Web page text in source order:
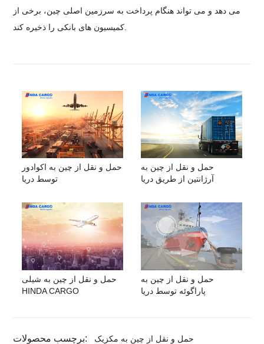
می دهد و می تواند هنگام پرداخت به سرزمین اصلی چین، برخی از
حمل و نقل از چین به اکوادور
توسط دریا
حمل و نقل از چین به
آرژانتین از طریق دریا
حمل و نقل از چین به شیلی
HINDA CARGO
حمل و نقل از چین به
پاراگوئه توسط دریا
برچسب محصولات:
حمل و نقل از چین به مکزیک